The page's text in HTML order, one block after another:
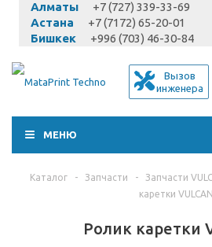
Алматы
+7 (727) 339-33-69
Астана
+7 (7172) 65-20-01
Бишкек
+996 (703) 46-30-84
Вызов
инженера
МЕНЮ
Каталог - Запчасти - Запчасти
каретки VULCAN
Ролик каретки